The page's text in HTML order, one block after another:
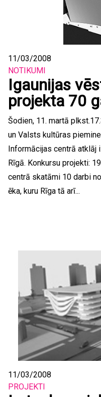
11/03/2008
NOTIKUMI
Igaunijas
projekta 70
Šodien, 11. martā
un Valsts kultūras
Informācijas centrā atklāj
Rīgā. Konkursu projekti:
centrā skatāmi 10 darbi
ēka, kuru Rīga tā arī...
11/03/2008
PROJEKTI